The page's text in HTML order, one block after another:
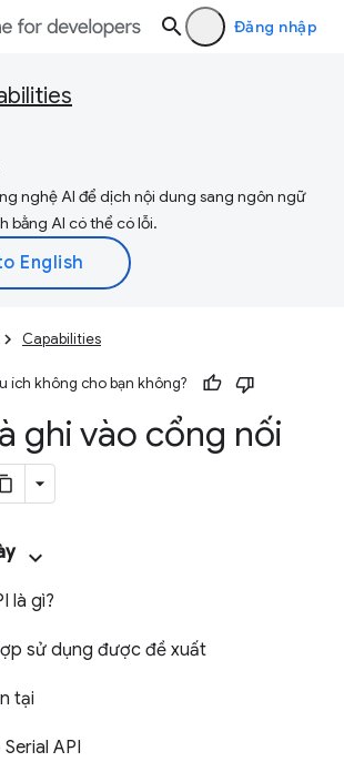
Đăng nhập
nghệ AI để dịch nội dung sang ngôn ngữ
bằng AI có thể có lỗi.
Capabilities
ích không cho bạn không?
ghi vào cổng nối
là gì?
sử dụng được đề xuất
tại
API